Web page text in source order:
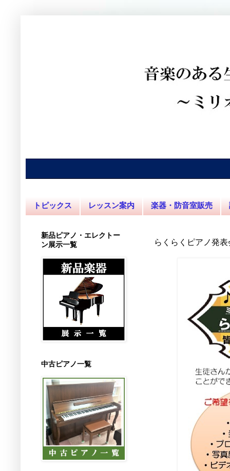
トピックス レッスン案内 楽器・防音室販売
らくらくピアノ発
新品ピアノ・エレクトー
ン展示一覧
中古ピアノ一覧